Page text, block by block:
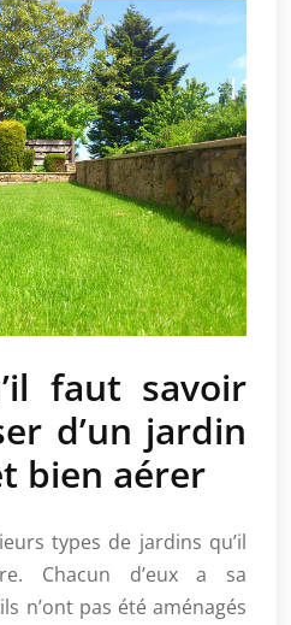
faut savoir
d’un jardin
bien aérer
types de jardins qu’il
Chacun d’eux a sa
n’ont pas été aménagés